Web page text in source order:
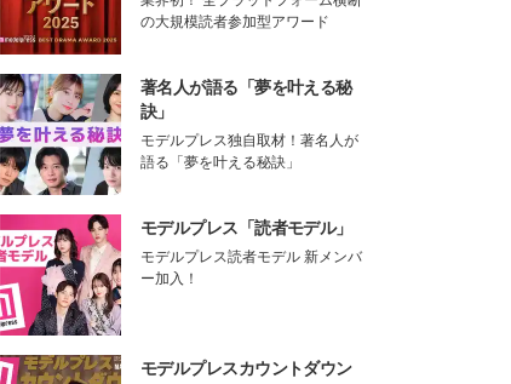
の大規模読者参加型アワード
著名人が語る「夢を叶える秘
訣」
モデルプレス独自取材！著名人が
語る「夢を叶える秘訣」
モデルプレス「読者モデル」
モデルプレス読者モデル 新メンバ
ー加入！
モデルプレスカウントダウン